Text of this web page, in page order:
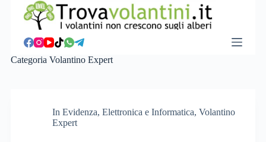
a
Categoria Volantino Expert
In Evidenza, Elettronica e Informatica, Volantino
Expert